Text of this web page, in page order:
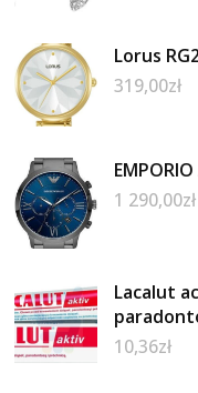
Lorus
319,00zł
1 290,00zł
Lacalut
10,36zł